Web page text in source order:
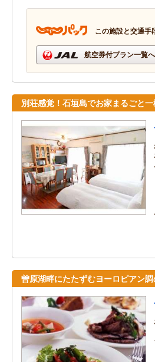
この施設と交通手
航空券付プラン一覧へ
別荘感覚！石垣島でお家まるごと
曽原湖畔にたたずむヨーロピアン